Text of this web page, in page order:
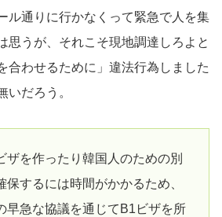
ル通りに行かなくって緊急で人を集
思うが、それこそ現地調達しろよと
合わせるために」違法行為しました
いだろう。
ザを作ったり韓国人のための別
保するには時間がかかるため、
早急な協議を通じてB1ビザを所